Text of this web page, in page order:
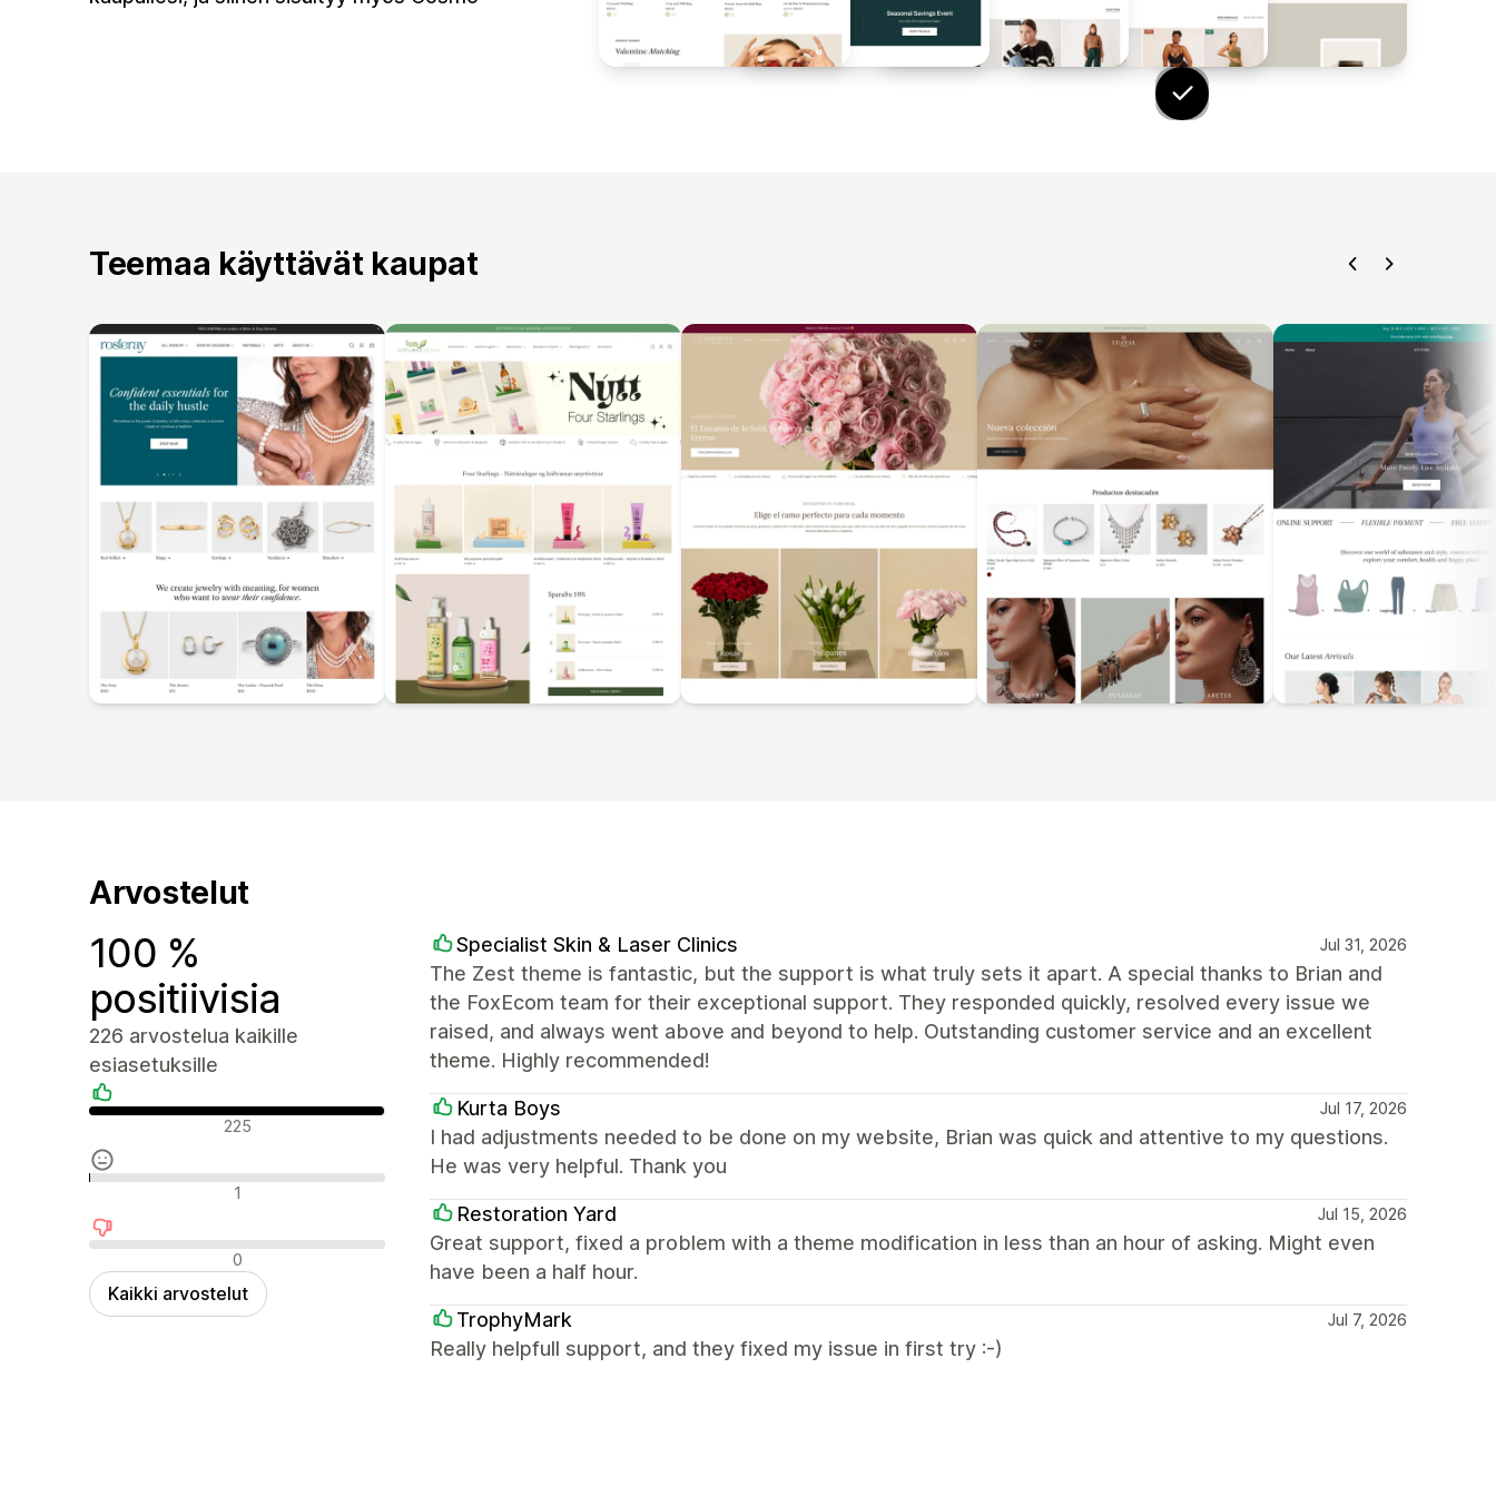
Teemaa käyttävät kaupat
Arvostelut
100 %
positiivisia
226 arvostelua kaikille
esiasetuksille
Positiiviset arvostelut
225
Neutraalit arvostelut
1
Negatiiviset arvostelut
0
Kaikki arvostelut
Specialist Skin & Laser Clinics Jul 31, 2026
The Zest theme is fantastic, but the support is what truly sets it apart. A special thanks to Brian and
the FoxEcom team for their exceptional support. They responded quickly, resolved every issue we
raised, and always went above and beyond to help. Outstanding customer service and an excellent
theme. Highly recommended!
Kurta Boys Jul 17, 2026
I had adjustments needed to be done on my website, Brian was quick and attentive to my questions.
He was very helpful. Thank you
Restoration Yard Jul 15, 2026
Great support, fixed a problem with a theme modification in less than an hour of asking. Might even
have been a half hour.
TrophyMark Jul 7, 2026
Really helpfull support, and they fixed my issue in first try :-)